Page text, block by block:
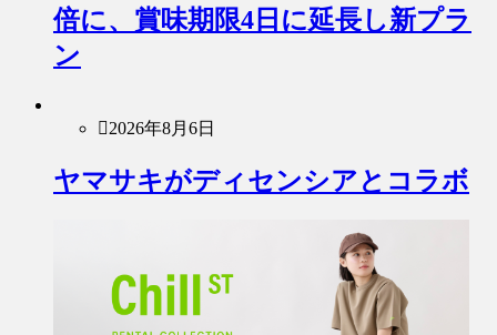
倍に、賞味期限4日に延長し新プラ
ン
2026年8月6日
ヤマサキがディセンシアとコラボ